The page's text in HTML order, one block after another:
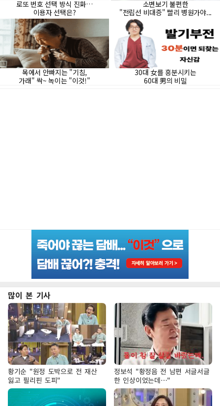
많이 본 기사
황기순 "원정 도박으로 전 재산
잃고 필리핀 도피"
정보석 "황정음 전 남편 서글서글
한 인상이었는데…"